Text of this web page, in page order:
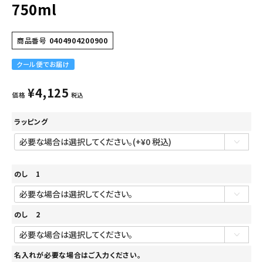
750ml
商品番号 0404904200900
クール便でお届け
価格 ¥4,125 税込
ラッピング
のし 1
のし 2
名入れが必要な場合はご入力ください。